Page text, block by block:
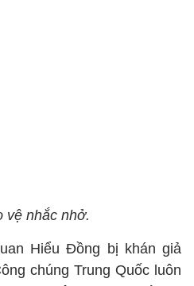
vệ nhắc nhở.
Hiểu Đồng bị khán giả
chúng Trung Quốc luôn